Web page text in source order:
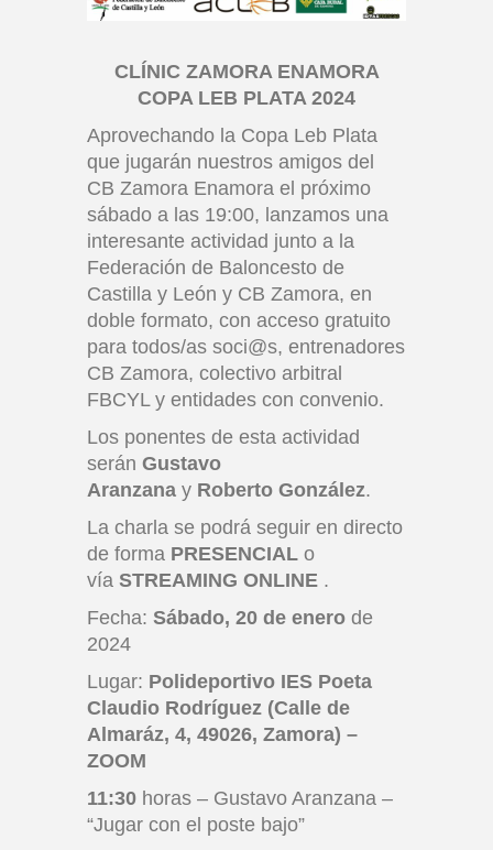
CLÍNIC ZAMORA ENAMORA
COPA LEB PLATA 2024
Aprovechando la Copa Leb Plata
que jugarán nuestros amigos del
CB Zamora Enamora el próximo
sábado a las 19:00, lanzamos una
interesante actividad junto a la
Federación de Baloncesto de
Castilla y León y CB Zamora, en
doble formato, con acceso gratuito
para todos/as soci@s, entrenadores
CB Zamora, colectivo arbitral
FBCYL y entidades con convenio.
Los ponentes de esta actividad
serán Gustavo
Aranzana y Roberto González.
La charla se podrá seguir en directo
de forma PRESENCIAL o
vía STREAMING ONLINE .
Fecha: Sábado, 20 de enero de
2024
Lugar: Polideportivo IES Poeta
Claudio Rodríguez (Calle de
Almaráz, 4, 49026, Zamora) –
ZOOM
11:30 horas – Gustavo Aranzana –
“Jugar con el poste bajo”